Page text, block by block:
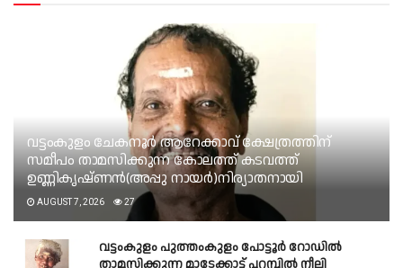
വട്ടംകുളം ചേകനൂർ ആറേക്കാവ് ക്ഷേത്രത്തിന്
സമീപം താമസിക്കുന്ന കോലത്ത് കടവത്ത്
ഉണ്ണികൃഷ്ണൻ(അപ്പു നായർ)നിര്യാതനായി
AUGUST 7, 2026 27
വട്ടംകുളം പുത്തംകുളം പോട്ടൂർ റോഡിൽ
താമസിക്കുന്ന മാടേക്കാട്ട് പറമ്പിൽ നീലി